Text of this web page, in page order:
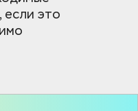
если это